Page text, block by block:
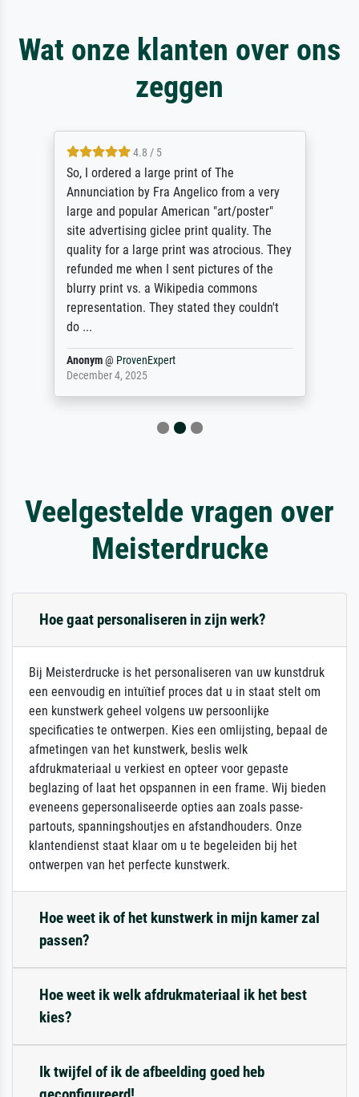
Wat onze klanten over ons
zeggen
4.8 / 5
So, I ordered a large print of The
Annunciation by Fra Angelico from a very
large and popular American "art/poster"
site advertising giclee print quality. The
quality for a large print was atrocious. They
refunded me when I sent pictures of the
blurry print vs. a Wikipedia commons
representation. They stated they couldn't
do ...
Anonym@ ProvenExpert
December 4, 2025
Veelgestelde vragen over
Meisterdrucke
Hoe gaat personaliseren in zijn werk?
Bij Meisterdrucke is het personaliseren van uw kunstdruk
een eenvoudig en intuïtief proces dat u in staat stelt om
een kunstwerk geheel volgens uw persoonlijke
specificaties te ontwerpen. Kies een omlijsting, bepaal de
afmetingen van het kunstwerk, beslis welk
afdrukmateriaal u verkiest en opteer voor gepaste
beglazing of laat het opspannen in een frame. Wij bieden
eveneens gepersonaliseerde opties aan zoals passe-
partouts, spanningshoutjes en afstandhouders. Onze
klantendienst staat klaar om u te begeleiden bij het
ontwerpen van het perfecte kunstwerk.
Hoe weet ik of het kunstwerk in mijn kamer zal
passen?
Hoe weet ik welk afdrukmateriaal ik het best
kies?
Ik twijfel of ik de afbeelding goed heb